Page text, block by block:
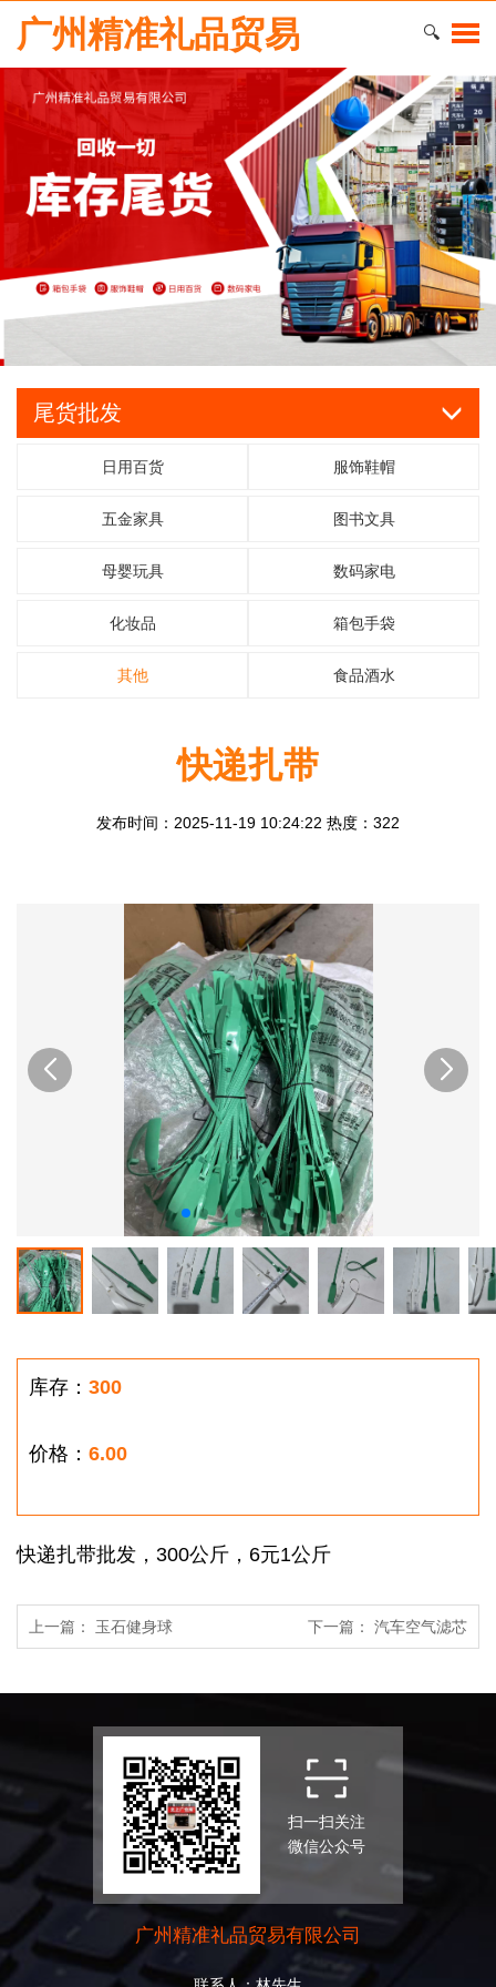
🔍
广州精准礼品贸易
尾货批发
日用百货 服饰鞋帽
五金家具 图书文具
母婴玩具 数码家电
化妆品 箱包手袋
其他 食品酒水
快递扎带
发布时间：2025-11-19 10:24:22 热度：322
库存： 300
价格： 6.00
快递扎带批发，300公斤，6元1公斤
上一篇： 玉石健身球 下一篇： 汽车空气滤芯
扫一扫关注
微信公众号
广州精准礼品贸易有限公司